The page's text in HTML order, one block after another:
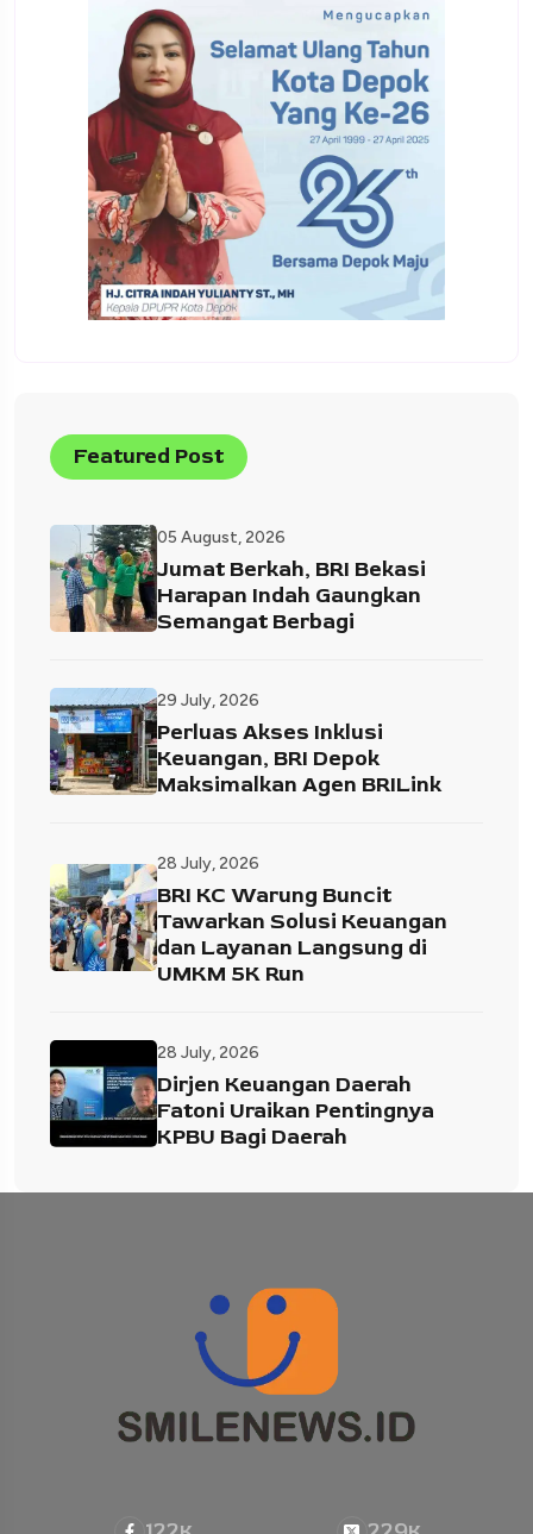
Featured Post
05 August, 2026
Jumat Berkah, BRI Bekasi
Harapan Indah Gaungkan
Semangat Berbagi
29 July, 2026
Perluas Akses Inklusi
Keuangan, BRI Depok
Maksimalkan Agen BRILink
28 July, 2026
BRI KC Warung Buncit
Tawarkan Solusi Keuangan
dan Layanan Langsung di
UMKM 5K Run
28 July, 2026
Dirjen Keuangan Daerah
Fatoni Uraikan Pentingnya
KPBU Bagi Daerah